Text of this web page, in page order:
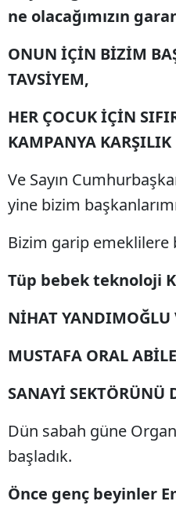
ne olacağımızın
ONUN İÇİN BİZİM
TAVSİYEM,
HER ÇOCUK İÇİN
KAMPANYA KARŞILIK
Ve Sayın
yine bizim
Bizim garip emeklilere
Tüp bebek teknoloji
NİHAT YANDIMOĞLU
MUSTAFA ORAL
SANAYİ SEKTÖRÜNÜ
Dün sabah güne
başladık.
Önce genç beyinler